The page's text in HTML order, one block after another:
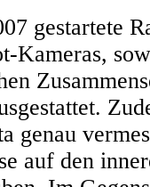
gestartete
Kameras,
genau
auf den